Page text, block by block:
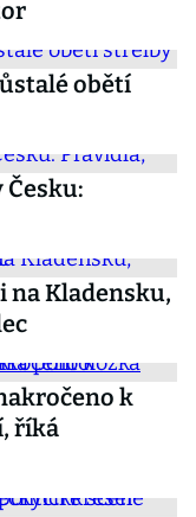
obětí
na Kladensku,
k
říká